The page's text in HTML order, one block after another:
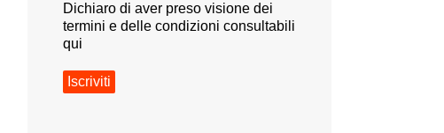
Dichiaro di aver preso visione dei
termini e delle condizioni consultabili
qui